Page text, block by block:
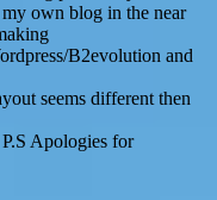
own blog in the near
B2evolution and
seems different then
Apologies for